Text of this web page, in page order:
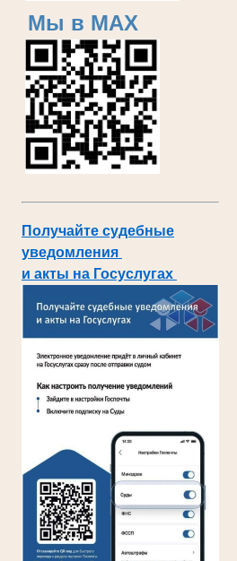
Мы в MAX
Получайте судебные
уведомления
и акты на Госуслугах